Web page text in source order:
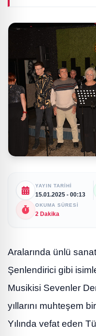
YAYIN TARIHI
15.01.2025 - 00:13
OKUMA SÜRESI
2 Dakika
Aralarında ünlü
Şenlendirici gibi
Musikisi Sevenler
yıllarını muhteşem
Yılında vefat eden